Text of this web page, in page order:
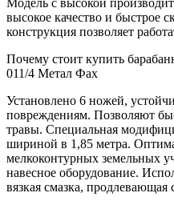
высокое качество и быстрое
конструкция позволяет
Почему стоит купить
011/4 Метал Фах
Установлено 6 ножей,
повреждениям. Позволяют
травы. Специальная
шириной в 1,85 метра.
мелкоконтурных земельных
навесное оборудование.
вязкая смазка,